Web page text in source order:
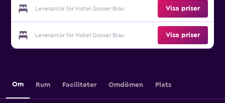
Leverantör för Hotel Gosser Brau Visa priser
Leverantör för Hotel Gosser Brau Visa priser
Om Rum Faciliteter Omdömen Plats